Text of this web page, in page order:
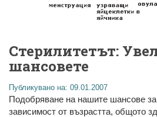
Стерилитетът:
шансовете
Публикувано на: 09.01.2007
Подобряване на нашите шансове
зависимост от възрастта, общото